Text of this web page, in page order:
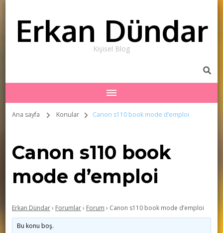
Erkan Dündar
Kişisel Blog
Ana sayfa Konular Canon s110 book mode d’emploi
Canon s110 book
mode d’emploi
Erkan Dündar› Forumlar› Forum › Canon s110 book mode d’emploi
Bu konu boş.